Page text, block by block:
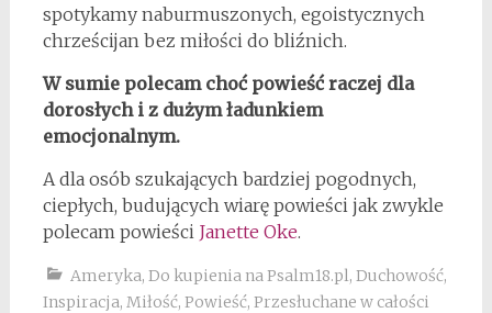
spotykamy naburmuszonych, egoistycznych
chrześcijan bez miłości do bliźnich.
W sumie polecam choć powieść raczej dla
dorosłych i z dużym ładunkiem
emocjonalnym.
A dla osób szukających bardziej pogodnych,
ciepłych, budujących wiarę powieści jak zwykle
polecam powieści Janette Oke.
Ameryka, Do kupienia na Psalm18.pl, Duchowość,
Inspiracja, Miłość, Powieść, Przesłuchane w całości